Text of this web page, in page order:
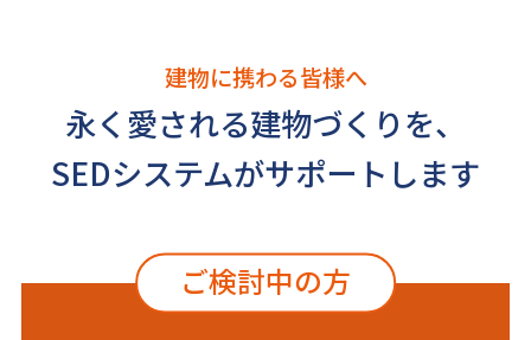
建物に携わる皆様へ
永く愛される建物づくりを、
SEDシステムがサポートします
ご検討中の方